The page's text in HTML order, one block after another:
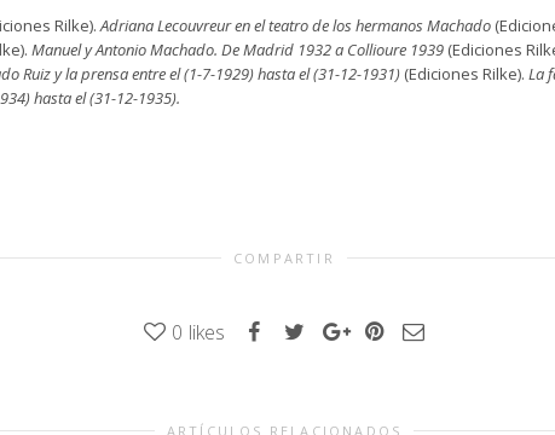
Rilke).Adriana Lecouvreur en el teatro de los hermanos Machado
Manuel y Antonio Machado. De Madrid 1932 a Collioure 1939 (Ediciones
Ruiz y la prensa entre el (1-7-1929) hasta el (31-12-1931) (Ediciones Rilke). La
hasta el (31-12-1935).
COMPARTIR
0 likes
ARTÍCULOS RELACIONADOS